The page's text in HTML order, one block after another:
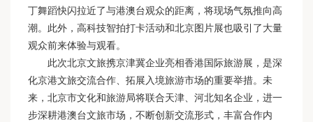
丁舞蹈快闪拉近了与港澳台观众的距离，将现场气氛推向高
潮。此外，高科技智拍打卡活动和北京图片展也吸引了大量
观众前来体验与观看。
此次北京文旅携京津冀企业亮相香港国际旅游展，是深
化京港文旅交流合作、拓展入境旅游市场的重要举措。未
来，北京市文化和旅游局将联合天津、河北知名企业，进一
步深耕港澳台文旅市场，不断创新交流形式，丰富合作内